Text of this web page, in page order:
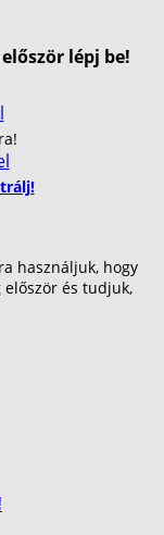
lépj be!
használjuk, hogy
először és tudjuk,